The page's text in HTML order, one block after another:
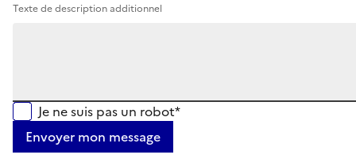
Texte de description additionnel
Je ne suis pas un robot*
Envoyer mon message